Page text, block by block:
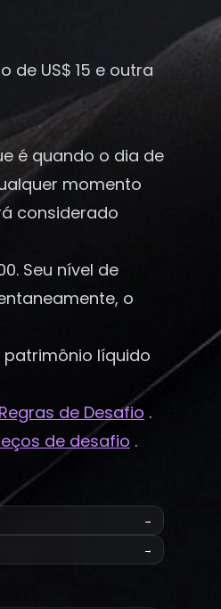
de US$ 15 e outra
é quando o dia de
momento
considerado
Seu nível de
o
patrimônio líquido
de Desafio .
de desafio .
→
→